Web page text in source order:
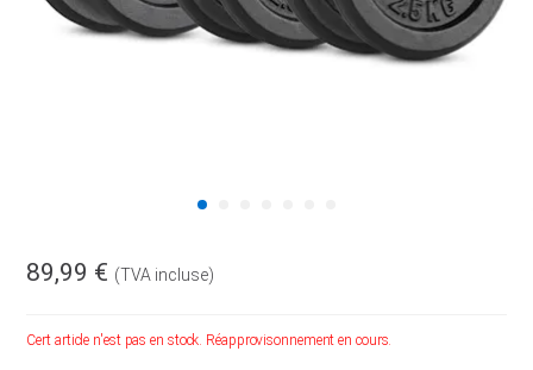
89,99 € (TVA incluse)
Cert article n'est pas en stock. Réapprovisonnement en cours.